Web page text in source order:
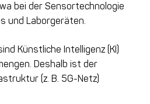
bei der Sensortechnologie
und Laborgeräten.
Künstliche Intelligenz (KI)
Deshalb ist der
(z. B. 5G-Netz)